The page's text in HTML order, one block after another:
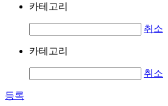
카테고리
취소
카테고리
취소
등록